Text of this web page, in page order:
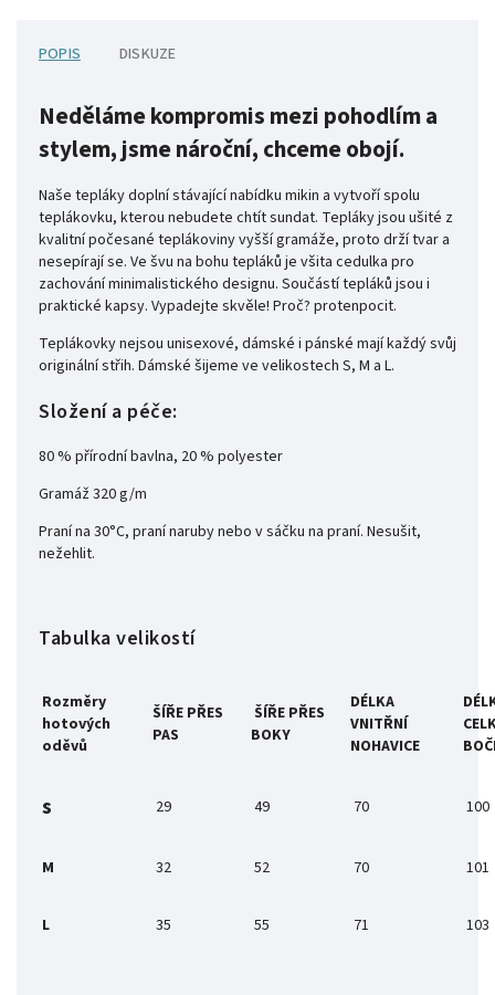
POPIS DISKUZE
Neděláme kompromis mezi pohodlím a
stylem, jsme nároční, chceme obojí.
Naše tepláky doplní stávající nabídku mikin a vytvoří spolu
teplákovku, kterou nebudete chtít sundat. Tepláky jsou ušité z
kvalitní počesané teplákoviny vyšší gramáže, proto drží tvar a
nesepírají se. Ve švu na bohu tepláků je všita cedulka pro
zachování minimalistického designu. Součástí tepláků jsou i
praktické kapsy. Vypadejte skvěle! Proč? protenpocit.
Teplákovky nejsou unisexové, dámské i pánské mají každý svůj
originální střih. Dámské šijeme ve velikostech S, M a L.
Složení a péče:
80 % přírodní bavlna, 20 % polyester
Gramáž 320 g/m
Praní na 30°C, praní naruby nebo v sáčku na praní. Nesušit,
nežehlit.
Tabulka velikostí
Rozměry
hotových
oděvů
ŠÍŘE PŘES
PAS
ŠÍŘE PŘES
BOKY
DÉLKA
VNITŘNÍ
NOHAVICE
s 29 49 70 100
M 32 52 70 101
L 35 55 71 103